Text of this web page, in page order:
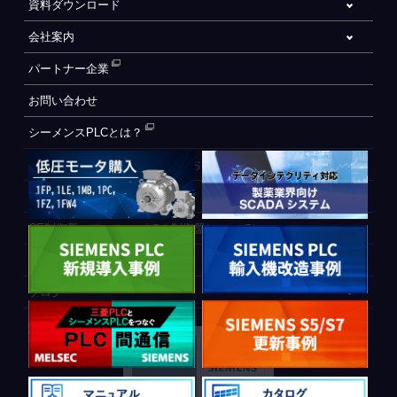
資料ダウンロード
会社案内
パートナー企業
お問い合わせ
シーメンスPLCとは？
自動化設備をご検討されているお客様へ
WEB会員登録フォーム
CE制御盤（ヨーロッパでの制御盤について）
PLC間通信
ブログ